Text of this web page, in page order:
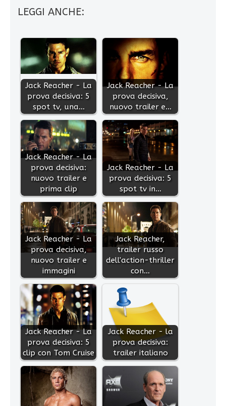
LEGGI ANCHE:
Jack Reacher - La
prova decisiva: 5
spot tv, una…
Jack Reacher - La
prova decisiva,
nuovo trailer e…
Jack Reacher - La
prova decisiva:
nuovo trailer e
prima clip
Jack Reacher - La
prova decisiva: 5
spot tv in…
Jack Reacher - La
prova decisiva,
nuovo trailer e
immagini
Jack Reacher,
trailer russo
dell'action-thriller
con…
Jack Reacher - La
prova decisiva: 5
clip con Tom Cruise
Jack Reacher - la
prova decisiva:
trailer italiano